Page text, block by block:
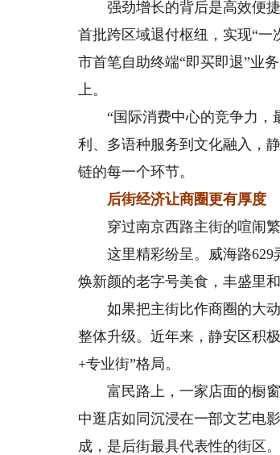
强劲增长的背后是高效便捷
首批跨区域退付枢纽，实现“
市首笔自助终端“即买即退”业
上。
“国际消费中心的竞争力，
利、多语种服务到文化融入，
链的每一个环节。
后街经济让商圈更有厚度
穿过南京西路主街的喧闹繁
这里精彩纷呈。威海路629弄
焕新颜的老字号美食，丰盛里
如果把主街比作商圈的大动
整体升级。近年来，静安区积
+专业街”格局。
富民路上，一家店面的橱窗
中逛店如同沉浸在一部文艺电
成，是后街最具代表性的街区。